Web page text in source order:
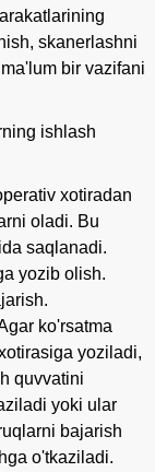
skanerlashni
bir vazifani
ishlash
xotiradan
oladi. Bu
saqlanadi.
yozib olish.
ko'rsatma
yoziladi,
quvvatini
yoki ular
bajarish
o'tkaziladi.